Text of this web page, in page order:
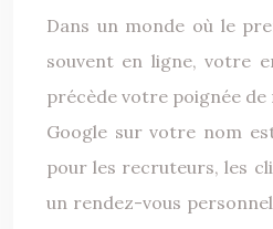
Dans un monde où le
souvent en ligne, votre
précède votre poignée
Google sur votre nom
pour les recruteurs, les
un rendez-vous